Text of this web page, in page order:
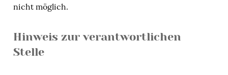
nicht möglich.
Hinweis zur verantwortlichen
Stelle